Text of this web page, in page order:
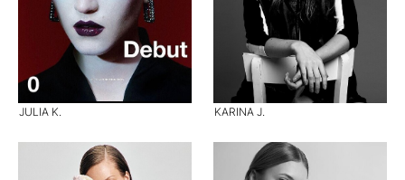
JULIA K. KARINA J.